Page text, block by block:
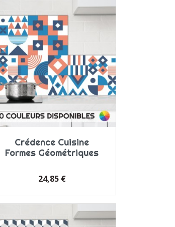
Crédence Cuisine
Formes Géométriques
Prix
24,85 €